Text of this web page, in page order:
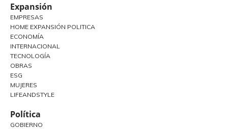
Expansión
EMPRESAS
HOME EXPANSIÓN POLITICA
ECONOMÍA
INTERNACIONAL
TECNOLOGÍA
OBRAS
ESG
MUJERES
LIFEANDSTYLE
Política
GOBIERNO